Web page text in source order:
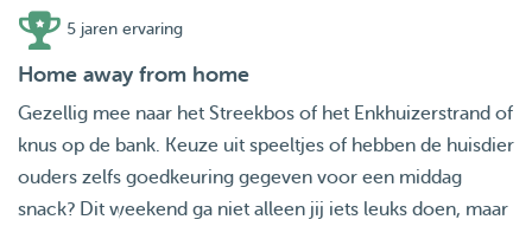
5 jaren ervaring
Home away from home
Gezellig mee naar het Streekbos of het Enkhuizerstrand of
knus op de bank. Keuze uit speeltjes of hebben de huisdier
ouders zelfs goedkeuring gegeven voor een middag
snack? Dit weekend ga niet alleen jij iets leuks doen, maar